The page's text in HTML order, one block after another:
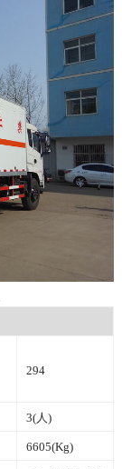
294
3(人)
6605(Kg)